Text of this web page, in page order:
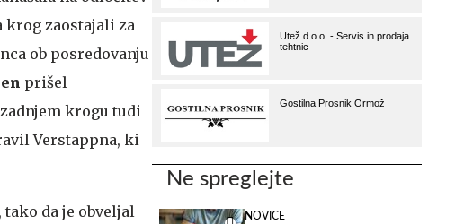
krog zaostajali za
ob posredovanju
prišel
krogu tudi
Verstappna, ki
da je obveljal
Ne spreglejte
NOVICE